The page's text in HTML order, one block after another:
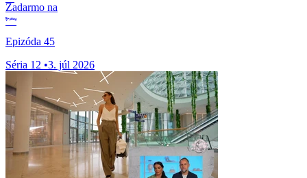
Zadarmo na
Epizóda 45
Séria 12 •3. júl 2026